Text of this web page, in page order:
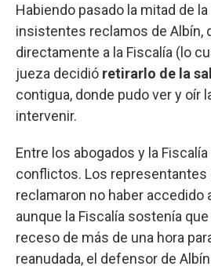
Habiendo pasado la mitad de
insistentes reclamos de Albín,
directamente a la Fiscalía (lo
jueza decidió retirarlo de la
contigua, donde pudo ver y oír
intervenir.
Entre los abogados y la
conflictos. Los representantes
reclamaron no haber accedido
aunque la Fiscalía sostenía
receso de más de una hora
reanudada, el defensor de